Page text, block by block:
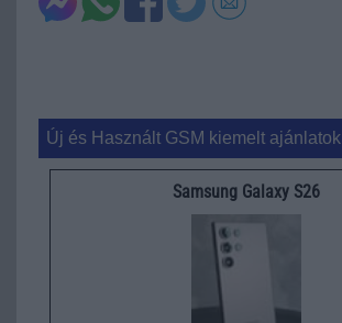
Új és Használt GSM kiemelt ajánlatok
Samsung Galaxy S26